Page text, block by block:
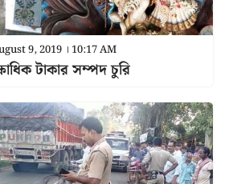
9, 2019 । 10:17 AM
টাকার সম্পদ চুরি